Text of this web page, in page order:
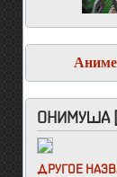
ОНИМУША
ДРУГОЕ